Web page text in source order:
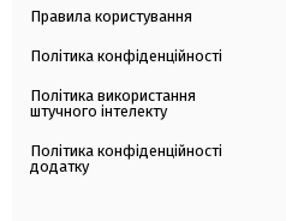
Правила користування
Політика конфіденційності
Політика використання
штучного інтелекту
Політика конфіденційності
додатку